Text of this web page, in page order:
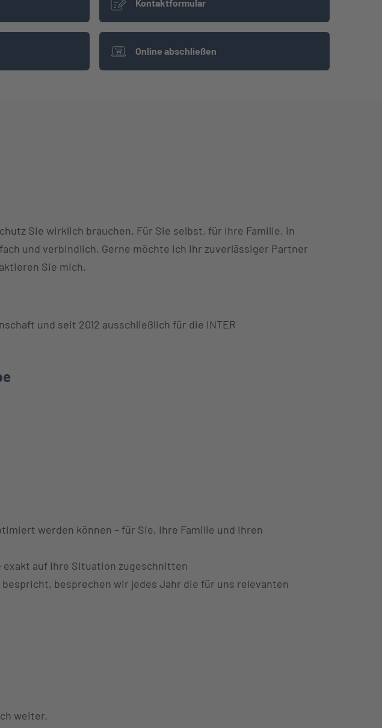
Kontaktformular
Online abschließen
Sie wirklich brauchen. Für Sie selbst, für Ihre Familie, in
und verbindlich. Gerne möchte ich Ihr zuverlässiger Partner
Sie mich.
und seit 2012 ausschließlich für die INTER
werden können – für Sie, Ihre Familie und Ihren
auf Ihre Situation zugeschnitten
besprechen wir jedes Jahr die für uns relevanten
weiter.